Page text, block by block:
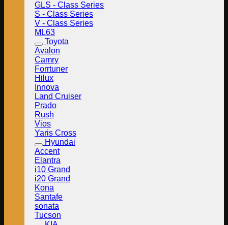
GLS - Class Series
S - Class Series
V - Class Series
ML63
Toyota
Avalon
Camry
Forrtuner
Hilux
Innova
Land Cruiser
Prado
Rush
Vios
Yaris Cross
Hyundai
Accent
Elantra
i10 Grand
i20 Grand
Kona
Santafe
sonata
Tucson